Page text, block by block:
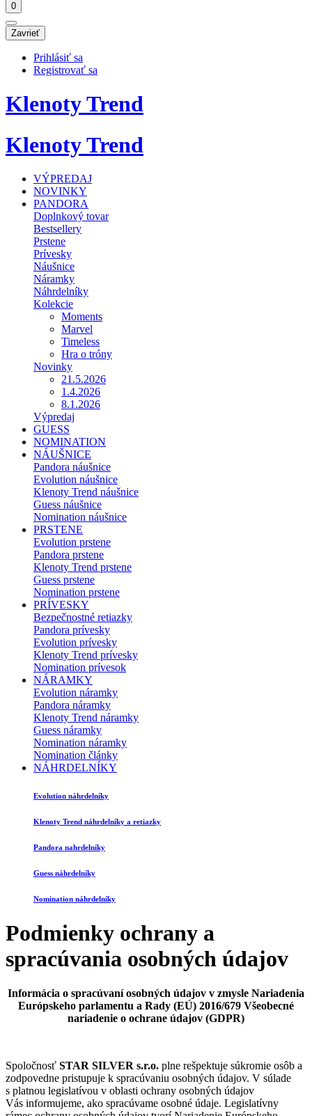
0
Zavrieť
Prihlásiť sa
Registrovať sa
Klenoty Trend
Klenoty Trend
VÝPREDAJ
NOVINKY
PANDORA
Doplnkový tovar
Bestsellery
Prstene
Prívesky
Náušnice
Náramky
Náhrdelníky
Kolekcie
Moments
Marvel
Timeless
Hra o tróny
Novinky
21.5.2026
1.4.2026
8.1.2026
Výpredaj
GUESS
NOMINATION
NÁUŠNICE
Pandora náušnice
Evolution náušnice
Klenoty Trend náušnice
Guess náušnice
Nomination náušnice
PRSTENE
Evolution prstene
Pandora prstene
Klenoty Trend prstene
Guess prstene
Nomination prstene
PRÍVESKY
Bezpečnostné retiazky
Pandora prívesky
Evolution prívesky
Klenoty Trend prívesky
Nomination prívesok
NÁRAMKY
Evolution náramky
Pandora náramky
Klenoty Trend náramky
Guess náramky
Nomination náramky
Nomination články
NÁHRDELNÍKY
Evolution náhrdelníky
Klenoty Trend náhrdelníky a retiazky
Pandora nahrdelníky
Guess náhrdelníky
Nomination náhrdelníky
Podmienky ochrany a
spracúvania osobných údajov
Informácia o spracúvaní osobných údajov v zmysle Nariadenia
Európskeho parlamentu a Rady (EÚ) 2016/679 Všeobecné
nariadenie o ochrane údajov (GDPR)
Spoločnosť STAR SILVER s.r.o. plne rešpektuje súkromie osôb a
zodpovedne pristupuje k spracúvaniu osobných údajov. V súlade
s platnou legislatívou v oblasti ochrany osobných údajov
Vás informujeme, ako spracúvame osobné údaje. Legislatívny